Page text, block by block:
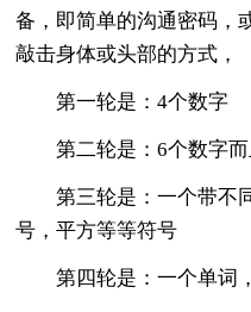
备，即简单的沟通密码，
敲击身体或头部的方式，
第一轮是：4个数字
第二轮是：6个数字而
第三轮是：一个带不
号，平方等等符号
第四轮是：一个单词